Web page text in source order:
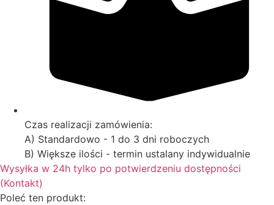
Czas realizacji zamówienia:
A) Standardowo - 1 do 3 dni roboczych
B) Większe ilości - termin ustalany indywidualnie
Wysyłka w 24h tylko po potwierdzeniu dostępności
(Kontakt)
Poleć ten produkt: